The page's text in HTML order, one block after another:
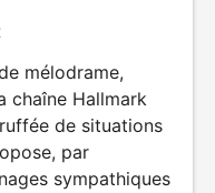
mélodrame,
chaîne Hallmark
de situations
par
sympathiques